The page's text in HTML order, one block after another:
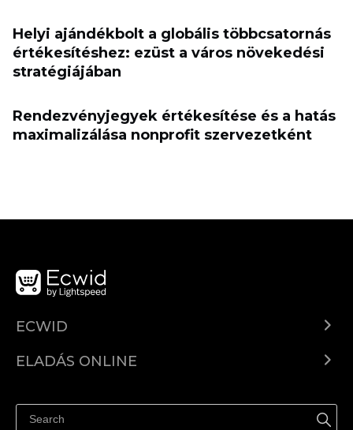
Helyi ajándékbolt a globális többcsatornás
értékesítéshez: ezüst a város növekedési
stratégiájában
Rendezvényjegyek értékesítése és a hatás
maximalizálása nonprofit szervezetként
ECWID
Árkalkuláció
ELADÁS ONLINE
Eladás a Facebookon